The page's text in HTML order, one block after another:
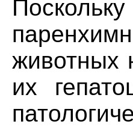
животных
их